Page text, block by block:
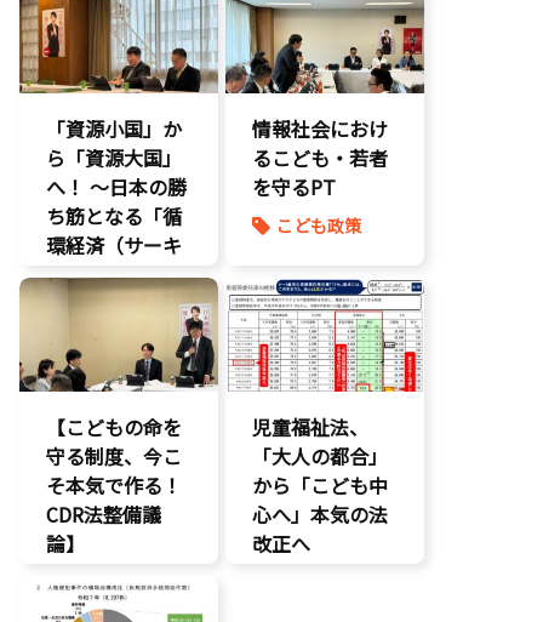
こども政策
議員連盟
障がい児者支
援
養子縁組
こどもDX
こどもの権利
こども政策
「資源小国」か
ら「資源大国」
へ！ 〜日本の勝
ち筋となる「循
環経済（サーキ
ュラーエコノミ
ー）」とは？〜
環境部会
情報社会におけ
るこども・若者
を守るPT
こども政策
【こどもの命を
守る制度、今こ
そ本気で作る！
CDR法整備議
論】
こどもDX
こどもの権利
児童福祉法、
「大人の都合」
から「こども中
心へ」本気の法
改正へ